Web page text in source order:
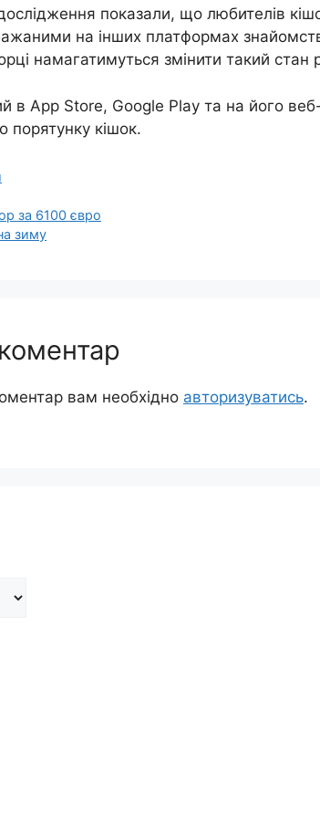
показали, що любителів
на інших платформах
намагатимуться змінити такий стан
в App Store, Google Play та на його веб-
порятунку кішок.
за 6100 євро
зиму
вам необхідно авторизуватись.